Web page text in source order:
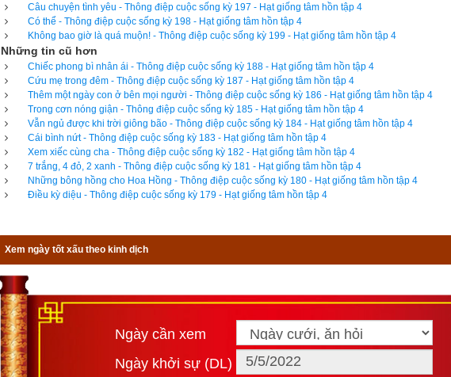
ngày xung khắc với tuổi, xem ngày theo Kinh Kim Phù, Xem ngày theo Lục Diệu
Công tuyển nhật (12 trực), Bành Tổ kỵ nhật, xem ngày xuất hành theo Khổng Minh
hành
xem giờ tốt theo Lý Thuần Phong
được độc giả bình chọn là phần mềm lịch vạn niên số 1 hiện nay. Phiên bản
toàn mới của chúng tôi không những giao diện đẹp, dễ sử dụng mà còn luận giải
từng mục giúp độc giả dễ dàng lựa chọn được ngày tốt, giờ đẹp để khởi sự công
để cảm nhận sự khác biệt so với các phần mềm lịch vạn sự khác.
Lịch vạn niên - Chọn giờ tốt ngày đẹp
Giờ khởi sự
Câu chuyện tình yêu - Thông điệp cuộc sống kỳ 197 - Hạt giống tâm hồn tập 4
Có thể - Thông điệp cuộc sống kỳ 198 - Hạt giống tâm hồn tập 4
Không bao giờ là quá muộn! - Thông điệp cuộc sống kỳ 199 - Hạt giống tâm hồn tập 4
Những tin cũ hơn
Chiếc phong bì nhân ái - Thông điệp cuộc sống kỳ 188 - Hạt giống tâm hồn tập 4
Cứu mẹ trong đêm - Thông điệp cuộc sống kỳ 187 - Hạt giống tâm hồn tập 4
Thêm một ngày con ở bên mọi người - Thông điệp cuộc sống kỳ 186 - Hạt giống tâm hồn tập 4
Trong cơn nóng giận - Thông điệp cuộc sống kỳ 185 - Hạt giống tâm hồn tập 4
Vẫn ngủ được khi trời giông bão - Thông điệp cuộc sống kỳ 184 - Hạt giống tâm hồn tập 4
Cái bình nứt - Thông điệp cuộc sống kỳ 183 - Hạt giống tâm hồn tập 4
Xem xiếc cùng cha - Thông điệp cuộc sống kỳ 182 - Hạt giống tâm hồn tập 4
7 trắng, 4 đỏ, 2 xanh - Thông điệp cuộc sống kỳ 181 - Hạt giống tâm hồn tập 4
Những bông hồng cho Hoa Hồng - Thông điệp cuộc sống kỳ 180 - Hạt giống tâm hồn tập 4
Điều kỳ diệu - Thông điệp cuộc sống kỳ 179 - Hạt giống tâm hồn tập 4
Xem ngày tốt xấu theo kinh dịch
Ngày cần xem
Ngày khởi sự (DL)